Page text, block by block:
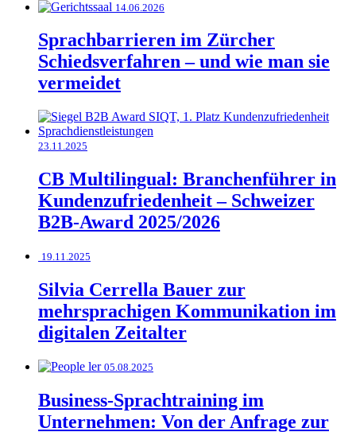
14.06.2026
Sprachbarrieren im Zürcher
Schiedsverfahren – und wie man sie
vermeidet
23.11.2025
CB Multilingual: Branchenführer in
Kundenzufriedenheit – Schweizer
B2B-Award 2025/2026
19.11.2025
Silvia Cerrella Bauer zur
mehrsprachigen Kommunikation im
digitalen Zeitalter
05.08.2025
Business-Sprachtraining im
Unternehmen: Von der Anfrage zur